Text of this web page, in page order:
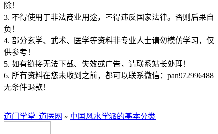
除！
3. 不得使用于非法商业用途，不得违反国家法律。否则后果自
负！
4. 部分玄学、武术、医学等资料非专业人士请勿模仿学习，仅
供参考！
5. 如有链接无法下载、失效或广告，请联系站长处理！
6. 所有资料在您未收到之前，都可以联系微信：pan972996488
无条件退款！
道门学堂_道医网 » 中国风水学派的基本分类